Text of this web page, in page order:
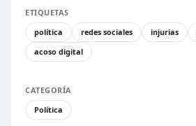
ETIQUETAS
política
redes sociales injurias
acoso digital
CATEGORÍA
Política